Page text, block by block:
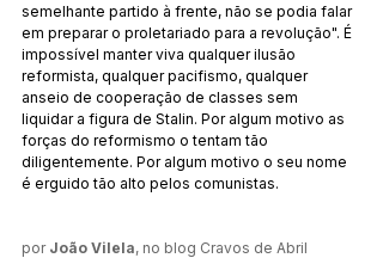
semelhante partido à frente, não se podia falar
em preparar o proletariado para a revolução". É
impossível manter viva qualquer ilusão
reformista, qualquer pacifismo, qualquer
anseio de cooperação de classes sem
liquidar a figura de Stalin. Por algum motivo as
forças do reformismo o tentam tão
diligentemente. Por algum motivo o seu nome
é erguido tão alto pelos comunistas.
por João Vilela, no blog Cravos de Abril